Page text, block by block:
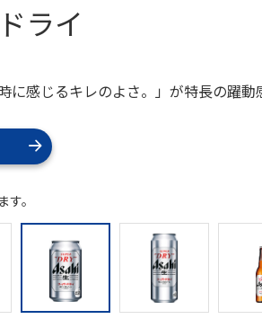
ライ
に感じるキレのよさ。」が特長の躍動
。